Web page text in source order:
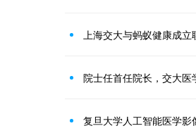
上海交大与蚂蚁健康成立
院士任首任院长，交大医
复旦大学人工智能医学影